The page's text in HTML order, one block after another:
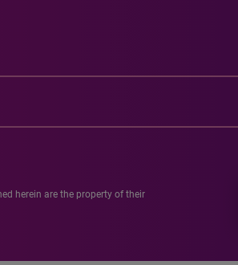
herein are the property of their